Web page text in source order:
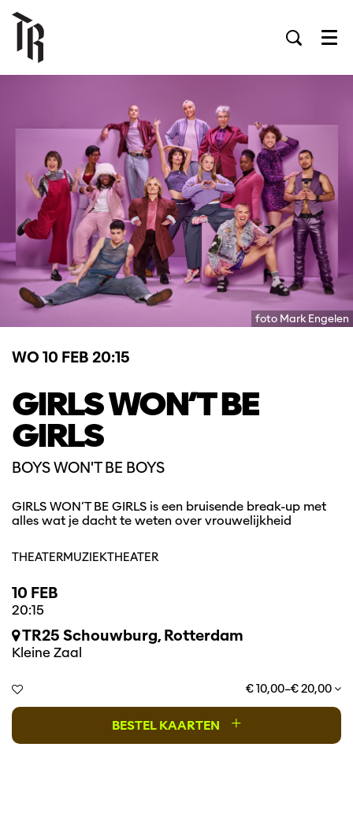
foto Mark Engelen
GIRLS WON’T BE
GIRLS
BOYS WON'T BE BOYS
WO 10 FEB 20:15
GIRLS WON’T BE GIRLS is een bruisende break-up met
alles wat je dacht te weten over vrouwelijkheid
THEATERMUZIEKTHEATER
10 FEB
20:15
TR25 Schouwburg, Rotterdam
Kleine Zaal
€ 10,00–€ 20,00
BESTEL KAARTEN +